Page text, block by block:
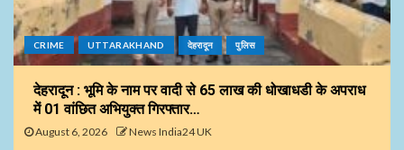
CRIME UTTARAKHAND देहरादून पुलिस
देहरादून : भूमि के नाम पर वादी से 65 लाख की धोखाधडी के अपराध
में 01 वांछित अभियुक्त गिरफ्तार…
August 6, 2026 News India24 UK